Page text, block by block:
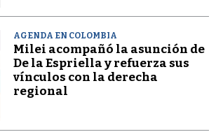
AGENDA EN COLOMBIA
Milei acompañó la asunción de
De la Espriella y refuerza sus
vínculos con la derecha
regional